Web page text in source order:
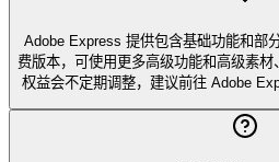
Adobe Express 提供包含基础功能和部
费版本，可使用更多高级功能和高级素
权益会不定期调整，建议前往 Adobe